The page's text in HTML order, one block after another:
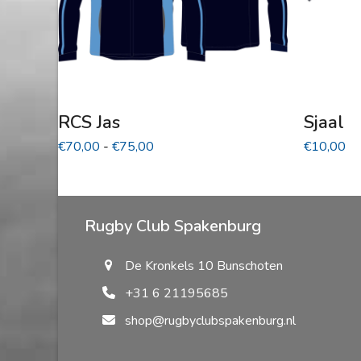
RCS Jas
€70,00 - €75,00
€75,00
kan
gekozen
worden
productpagina
Sjaal
€10,00
Rugby Club Spakenburg
De Kronkels 10 Bunschoten
+31 6 21195685
shop@rugbyclubspakenburg.nl